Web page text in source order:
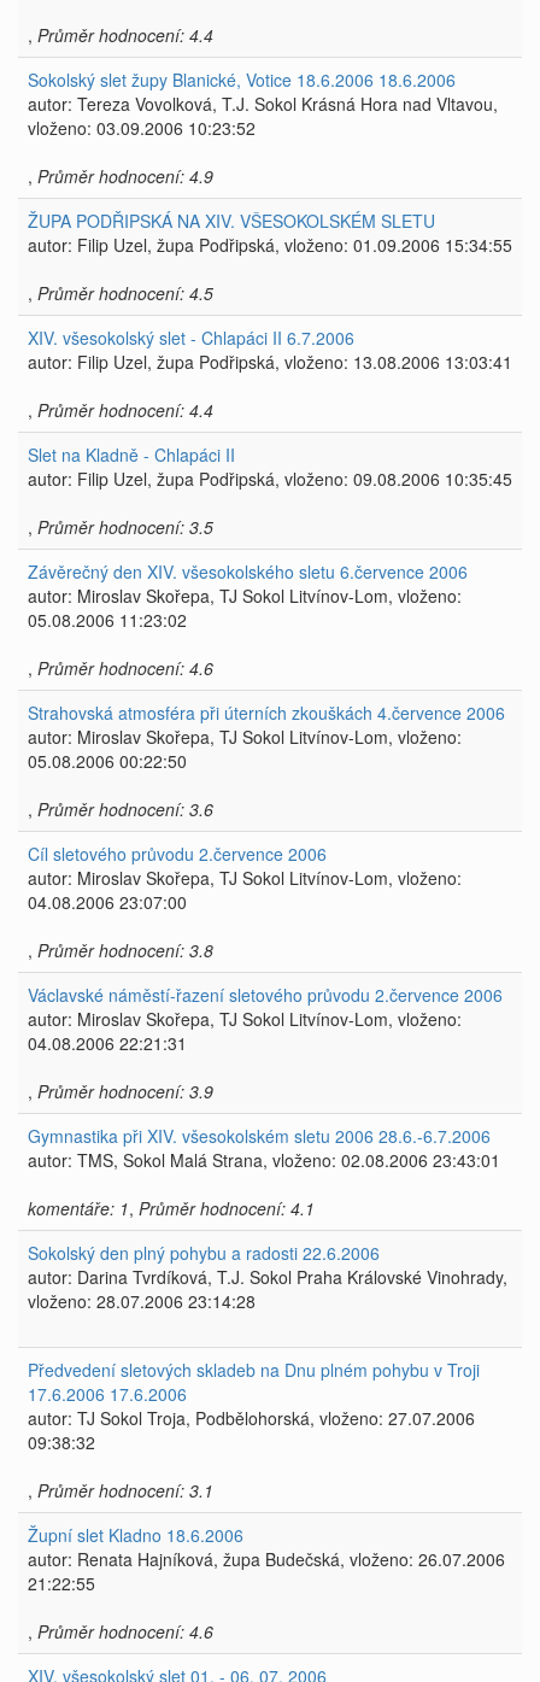
, Průměr hodnocení: 4.4
Sokolský slet župy Blanické, Votice 18.6.2006 18.6.2006
autor: Tereza Vovolková, T.J. Sokol Krásná Hora nad Vltavou,
vloženo: 03.09.2006 10:23:52
, Průměr hodnocení: 4.9
ŽUPA PODŘIPSKÁ NA XIV. VŠESOKOLSKÉM SLETU
autor: Filip Uzel, župa Podřipská, vloženo: 01.09.2006 15:34:55
, Průměr hodnocení: 4.5
XIV. všesokolský slet - Chlapáci II 6.7.2006
autor: Filip Uzel, župa Podřipská, vloženo: 13.08.2006 13:03:41
, Průměr hodnocení: 4.4
Slet na Kladně - Chlapáci II
autor: Filip Uzel, župa Podřipská, vloženo: 09.08.2006 10:35:45
, Průměr hodnocení: 3.5
Závěrečný den XIV. všesokolského sletu 6.července 2006
autor: Miroslav Skořepa, TJ Sokol Litvínov-Lom, vloženo:
05.08.2006 11:23:02
, Průměr hodnocení: 4.6
Strahovská atmosféra při úterních zkouškách 4.července 2006
autor: Miroslav Skořepa, TJ Sokol Litvínov-Lom, vloženo:
05.08.2006 00:22:50
, Průměr hodnocení: 3.6
Cíl sletového průvodu 2.července 2006
autor: Miroslav Skořepa, TJ Sokol Litvínov-Lom, vloženo:
04.08.2006 23:07:00
, Průměr hodnocení: 3.8
Václavské náměstí-řazení sletového průvodu 2.července 2006
autor: Miroslav Skořepa, TJ Sokol Litvínov-Lom, vloženo:
04.08.2006 22:21:31
, Průměr hodnocení: 3.9
Gymnastika při XIV. všesokolském sletu 2006 28.6.-6.7.2006
autor: TMS, Sokol Malá Strana, vloženo: 02.08.2006 23:43:01
komentáře: 1, Průměr hodnocení: 4.1
Sokolský den plný pohybu a radosti 22.6.2006
autor: Darina Tvrdíková, T.J. Sokol Praha Královské Vinohrady,
vloženo: 28.07.2006 23:14:28
Předvedení sletových skladeb na Dnu plném pohybu v Troji
17.6.2006 17.6.2006
autor: TJ Sokol Troja, Podbělohorská, vloženo: 27.07.2006
09:38:32
, Průměr hodnocení: 3.1
Župní slet Kladno 18.6.2006
autor: Renata Hajníková, župa Budečská, vloženo: 26.07.2006
21:22:55
, Průměr hodnocení: 4.6
XIV. všesokolský slet 01. - 06. 07. 2006